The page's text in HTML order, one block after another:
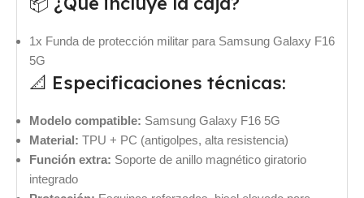
1x Funda de protección militar para Samsung Galaxy F16
5G
📐 Especificaciones técnicas:
Modelo compatible: Samsung Galaxy F16 5G
Material: TPU + PC (antigolpes, alta resistencia)
Función extra: Soporte de anillo magnético giratorio
integrado